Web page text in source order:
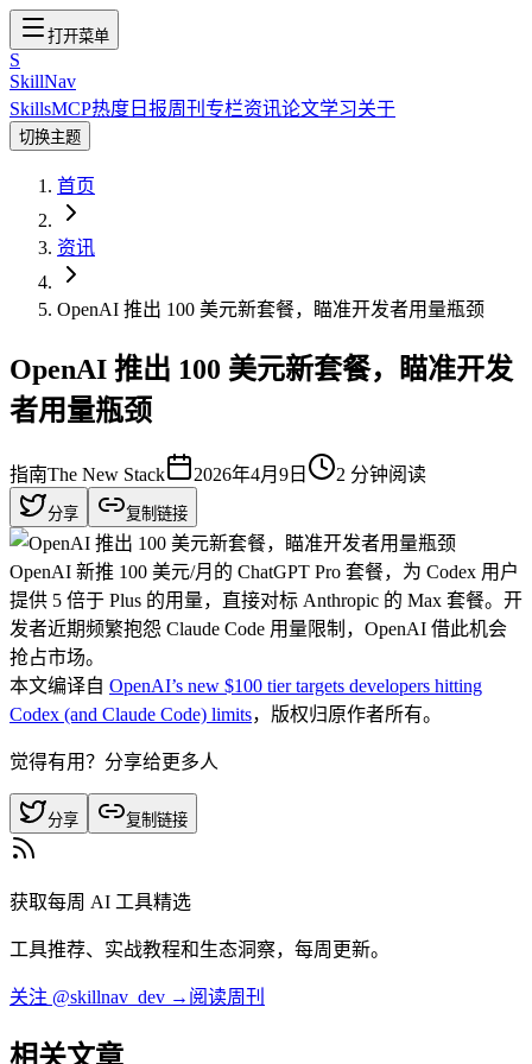
打开菜单
S
SkillNav
SkillsMCP热度 日报周刊 专栏资讯论文学习关于
切换主题
首页
资讯
OpenAI 推出 100 美元新套餐，瞄准开发者用量瓶颈
OpenAI 推出 100 美元新套餐，瞄准开发
者用量瓶颈
指南The New Stack 2026年4月9日 2 分钟阅读
分享 复制链接
OpenAI 新推 100 美元/月的 ChatGPT Pro 套餐，为 Codex 用户
提供 5 倍于 Plus 的用量，直接对标 Anthropic 的 Max 套餐。开
发者近期频繁抱怨 Claude Code 用量限制，OpenAI 借此机会
抢占市场。
本文编译自 OpenAI’s new $100 tier targets developers hitting
Codex (and Claude Code) limits，版权归原作者所有。
觉得有用？分享给更多人
分享 复制链接
获取每周 AI 工具精选
工具推荐、实战教程和生态洞察，每周更新。
关注 @skillnav_dev → 阅读周刊
相关文章